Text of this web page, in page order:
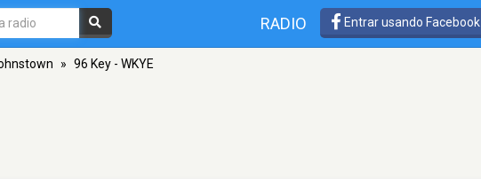
RADIO Entrar usando Facebook
» 96 Key - WKYE